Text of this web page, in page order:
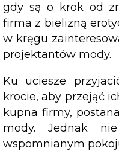
gdy są o krok od
firma z bielizną
w kręgu
projektantów mody.
Ku uciesze
krocie, aby przejąć
kupna firmy,
mody. Jednak
wspomnianym